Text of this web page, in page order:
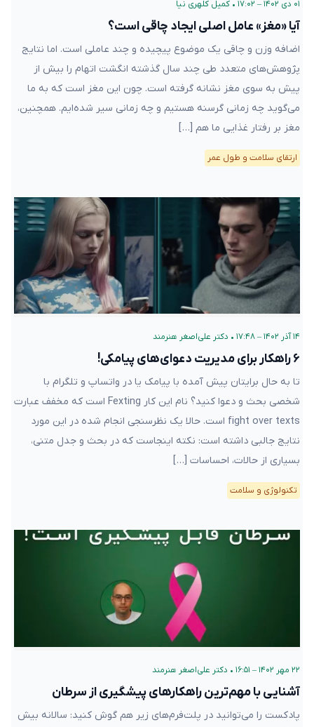
۰۱ دی ۱۴۰۲ – ۱۷:۰۲ • کمیل کلهری نیا
آیا «مغز» عامل اصلی ایجاد چاقی است؟
اضافه وزن و چاقی یک موضوع پیچیده و چند عاملی است. اما نتایج
پژوهش‌های متعدد طی چند سال گذشته انگشت اتهام را بیش از
پیش به سوی مغز نشانه گرفته است. چون این مغز است که به ما
می‌گوید چه زمانی گرسنه هستیم و چه زمانی سیر شده‌ایم. همچنین،
مغز بر رفتار غذایی ما هم […]
ارتقای سلامت و طول عمر
۱۴ آذر ۱۴۰۲ – ۱۷:۴۸ • دکتر علی‌اصغر هنرمند
۶ راهکار برای مدیریت دعوای‌های پیامکی!
تا به حال برایتان پیش آمده با پیامک یا در واتساپ و تلگرام با
شخصی بحث و دعوا کنید؟ نام این کار Fexting است که مخفف عبارت
fight over texts است. حالا یک نظرسنجی انجام شده در این مورد
نتایج جالبی داشته است: نکته اینجاست که در بحث و جدل متنی،
بسیاری از حالات، احساسات […]
تکنولوژی و سلامت
۲۲ مهر ۱۴۰۲ – ۱۶:۵۱ • دکتر علی‌اصغر هنرمند
آشنایی با مهم‌ترین راهکارهای پیشگیری از سرطان
پادکست را می‌توانید در پلت‌فرم‌های زیر هم گوش کنید: سالانه بیش